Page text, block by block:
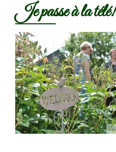
Je passe à la télé!